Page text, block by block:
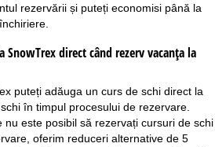
rezervării și puteți economisi până la
SnowTrex direct când rezerv vacanța la
puteți adăuga un curs de schi direct la
în timpul procesului de rezervare.
nu este posibil să rezervați cursuri de schi
oferim reduceri alternative de 5